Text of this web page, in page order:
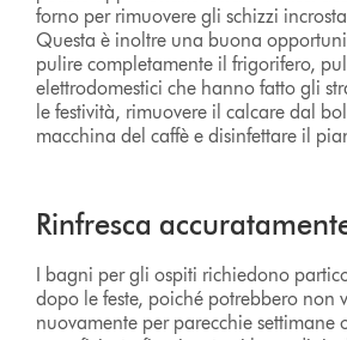
forno per rimuovere gli schizzi
Questa è inoltre una buona
pulire completamente il frigorifero,
elettrodomestici che hanno fatto gli
le festività, rimuovere il calcare dal
macchina del caffè e disinfettare il
Rinfresca
I bagni per gli ospiti richiedono
dopo le feste, poiché potrebbero non
nuovamente per parecchie settimane